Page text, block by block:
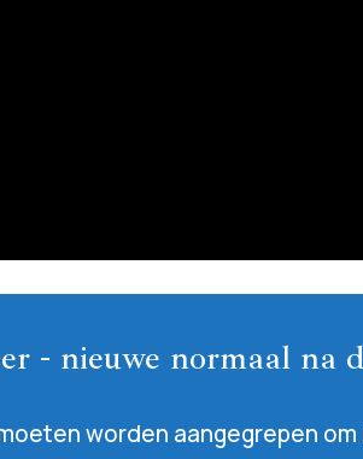
- nieuwe normaal na
worden aangegrepen om